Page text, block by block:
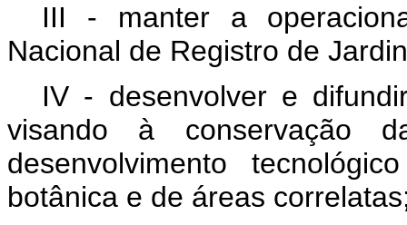
III - manter a
Nacional de Registro de
IV - desenvolver e
visando à conservação
desenvolvimento
botânica e de áreas